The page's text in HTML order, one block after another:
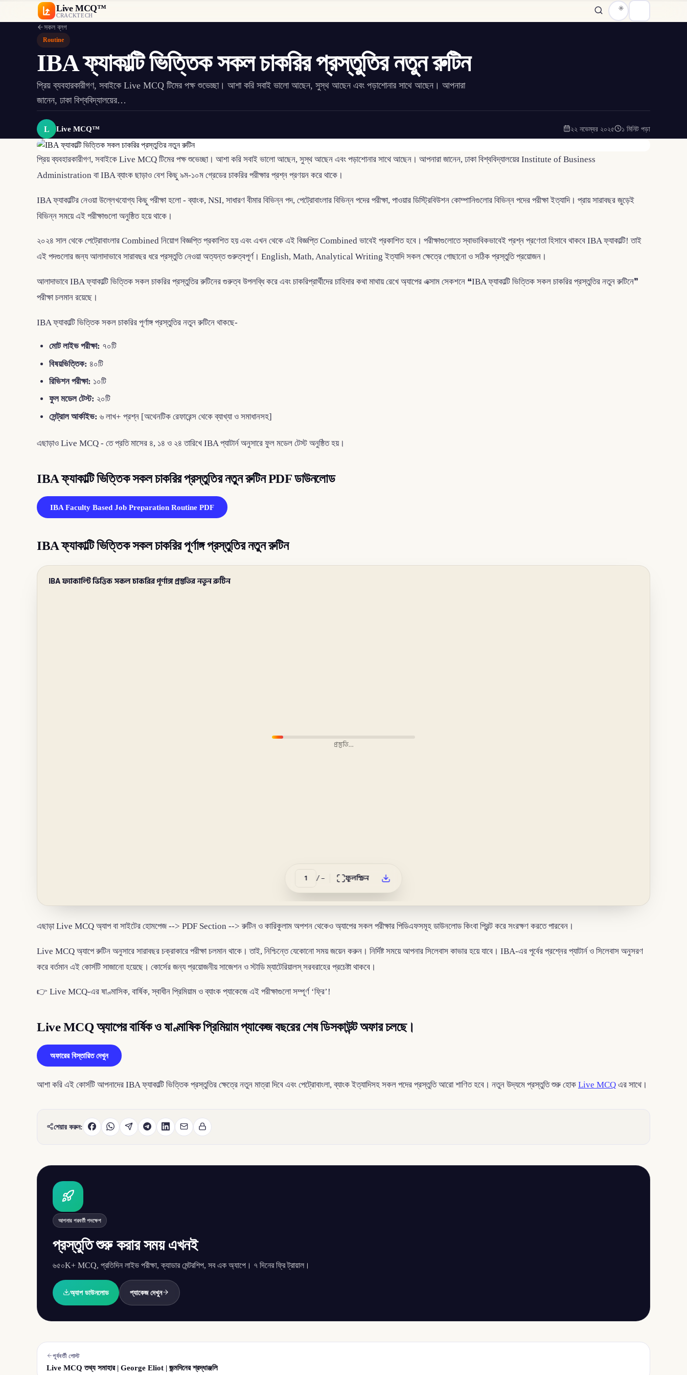
Live MCQ™
CRACKTECH
সকল ব্লগ
Routine
IBA ফ্যাকাল্টি ভিত্তিক সকল চাকরির প্রস্তুতির নতুন রুটিন
প্রিয় ব্যবহারকারীগণ, সবাইকে Live MCQ টিমের পক্ষ শুভেচ্ছা। আশা করি সবাই ভালো আছেন, সুস্থ আছেন এবং পড়াশোনার সাথে আছেন। আপনারা
জানেন, ঢাকা বিশ্ববিদ্যালয়ের…
L Live MCQ™ ২২ নভেম্বর ২০২৫ ১ মিনিট পড়া
প্রিয় ব্যবহারকারীগণ, সবাইকে Live MCQ টিমের পক্ষ শুভেচ্ছা। আশা করি সবাই ভালো আছেন, সুস্থ আছেন এবং পড়াশোনার সাথে আছেন। আপনারা জানেন, ঢাকা বিশ্ববিদ্যালয়ের Institute of Business
Administration বা IBA ব্যাংক ছাড়াও বেশ কিছু ৯ম-১০ম গ্রেডের চাকরির পরীক্ষার প্রশ্ন প্রণয়ন করে থাকে।
IBA ফ্যাকাল্টির নেওয়া উল্লেখযোগ্য কিছু পরীক্ষা হলো - ব্যাংক, NSI, সাধারণ বীমার বিভিন্ন পদ, পেট্রোবাংলার বিভিন্ন পদের পরীক্ষা, পাওয়ার ডিস্ট্রিবিউশন কোম্পানিগুলোর বিভিন্ন পদের পরীক্ষা ইত্যাদি। প্রায় সারাবছর জুড়েই
বিভিন্ন সময়ে এই পরীক্ষাগুলো অনুষ্ঠিত হয়ে থাকে।
২০২৪ সাল থেকে পেট্রোবাংলার Combined নিয়োগ বিজ্ঞপ্তি প্রকাশিত হয় এবং এখন থেকে এই বিজ্ঞপ্তি Combined ভাবেই প্রকাশিত হবে। পরীক্ষাগুলোতে স্বাভাবিকভাবেই প্রশ্ন প্রণেতা হিসাবে থাকবে IBA ফ্যাকাল্টি! তাই
এই পদগুলোর জন্য আলাদাভাবে সারাবছর ধরে প্রস্তুতি নেওয়া অত্যন্ত গুরুত্বপূর্ণ। English, Math, Analytical Writing ইত্যাদি সকল ক্ষেত্রে গোছানো ও সঠিক প্রস্তুতি প্রয়োজন।
আলাদাভাবে IBA ফ্যাকাল্টি ভিত্তিক সকল চাকরির প্রস্তুতির রুটিনের গুরুত্ব উপলব্ধি করে এবং চাকরিপ্রার্থীদের চাহিদার কথা মাথায় রেখে অ্যাপের এক্সাম সেকশনে ❝IBA ফ্যাকাল্টি ভিত্তিক সকল চাকরির প্রস্তুতির নতুন রুটিনে❞
পরীক্ষা চলমান রয়েছে।
IBA ফ্যাকাল্টি ভিত্তিক সকল চাকরির পূর্ণাঙ্গ প্রস্তুতির নতুন রুটিনে থাকছে-
মোট লাইভ পরীক্ষা: ৭০টি
বিষয়ভিত্তিক: ৪০টি
রিভিশন পরীক্ষা: ১০টি
ফুল মডেল টেস্ট: ২০টি
সেন্ট্রাল আর্কাইভ: ৬ লাখ+ প্রশ্ন [অথেনটিক রেফারেন্স থেকে ব্যাখ্যা ও সমাধানসহ]
এছাড়াও Live MCQ - তে প্রতি মাসের ৪, ১৪ ও ২৪ তারিখে IBA প্যাটার্ন অনুসারে ফুল মডেল টেস্ট অনুষ্ঠিত হয়।
IBA ফ্যাকাল্টি ভিত্তিক সকল চাকরির প্রস্তুতির নতুন রুটিন PDF ডাউনলোড
IBA Faculty Based Job Preparation Routine PDF
IBA ফ্যাকাল্টি ভিত্তিক সকল চাকরির পূর্ণাঙ্গ প্রস্তুতির নতুন রুটিন
IBA ফ্যাকাল্টি ভিত্তিক সকল চাকরির পূর্ণাঙ্গ প্রস্তুতির নতুন রুটিন
প্রস্তুতি…
/– ফুলস্ক্রিন
এছাড়া Live MCQ অ্যাপ বা সাইটের হোমপেজ --> PDF Section --> রুটিন ও কারিকুলাম অপশন থেকেও অ্যাপের সকল পরীক্ষার পিডিএফসমূহ ডাউনলোড কিংবা প্রিন্ট করে সংরক্ষণ করতে পারবেন।
Live MCQ অ্যাপে রুটিন অনুসারে সারাবছর চক্রাকারে পরীক্ষা চলমান থাকে। তাই, নিশ্চিন্তে যেকোনো সময় জয়েন করুন। নির্দিষ্ট সময়ে আপনার সিলেবাস কাভার হয়ে যাবে। IBA-এর পূর্বের প্রশ্নের প্যাটার্ন ও সিলেবাস অনুসরণ
করে বর্তমান এই কোর্সটি সাজানো হয়েছে। কোর্সের জন্য প্রয়োজনীয় সাজেশন ও স্টাডি ম্যাটেরিয়ালস্‌ সরবরাহের প্রচেষ্টা থাকবে।
👉 Live MCQ-এর ষাণ্মাসিক, বার্ষিক, স্বাধীন প্রিমিয়াম ও ব্যাংক প্যাকেজে এই পরীক্ষাগুলো সম্পূর্ণ ‘ফ্রি’!
Live MCQ অ্যাপের বার্ষিক ও ষাণ্মাষিক প্রিমিয়াম প্যাকেজ বছরের শেষ ডিসকাউন্ট অফার চলছে।
অফারের বিস্তারিত দেখুন
আশা করি এই কোর্সটি আপনাদের IBA ফ্যাকাল্টি ভিত্তিক প্রস্তুতির ক্ষেত্রে নতুন মাত্রা দিবে এবং পেট্রোবাংলা, ব্যাংক ইত্যাদিসহ সকল পদের প্রস্তুতি আরো শাণিত হবে। নতুন উদ্যমে প্রস্তুতি শুরু হোক Live MCQ এর সাথে।
শেয়ার করুন:
আপনার পরবর্তী পদক্ষেপ
প্রস্তুতি শুরু করার সময় এখনই
৬৫০K+ MCQ, প্রতিদিন লাইভ পরীক্ষা, ক্যাডার মেন্টরশিপ, সব এক অ্যাপে। ৭ দিনের ফ্রি ট্রায়াল।
অ্যাপ ডাউনলোড প্যাকেজ দেখুন
পূর্ববর্তী পোস্ট
Live MCQ তথ্য সমাহার | George Eliot | জন্মদিনের শ্রদ্ধাঞ্জলি